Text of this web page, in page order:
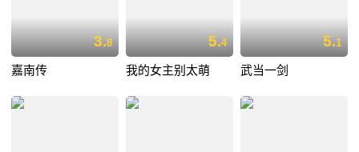
3.8
嘉南传
5.4
我的女主别太萌
5.1
武当一剑